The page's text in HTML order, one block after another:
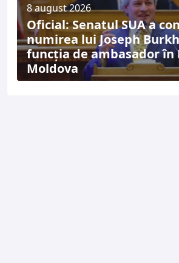
8 august 2026
Oficial: Senatul SUA a
numirea lui Joseph
funcția de ambasador în
Moldova